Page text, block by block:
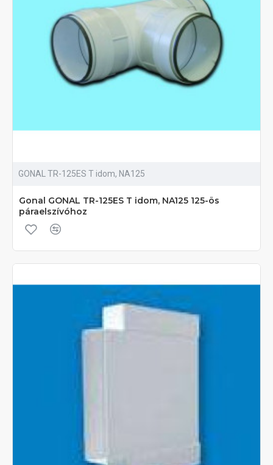
GONAL TR-125ES T idom, NA125
Gonal GONAL TR-125ES T idom, NA125 125-ös
páraelszívóhoz